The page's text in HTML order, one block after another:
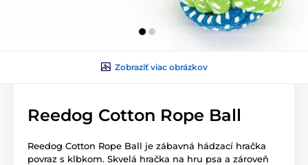
Zobraziť viac obrázkov
Reedog Cotton Rope Ball
Reedog Cotton Rope Ball je zábavná hádzací hračka
povraz s klbkom. Skvelá hračka na hru psa a zároveň